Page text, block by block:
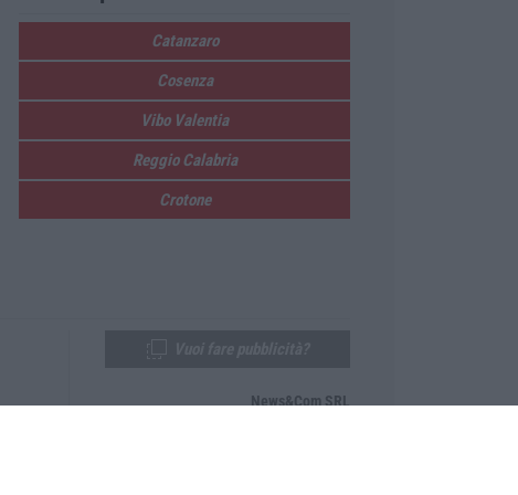
Catanzaro
Cosenza
Vibo Valentia
Reggio Calabria
Crotone
News&Com SRL